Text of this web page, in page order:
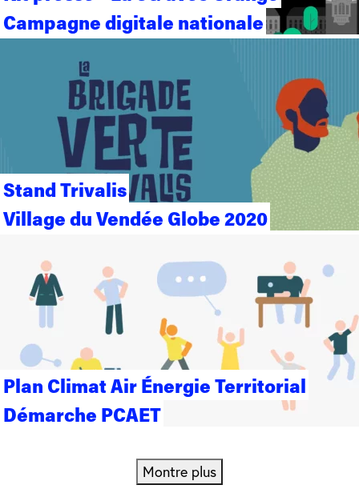
Campagne digitale nationale
Stand Trivalis
Village du Vendée Globe 2020
Plan Climat Air Énergie Territorial
Démarche PCAET
Montre plus